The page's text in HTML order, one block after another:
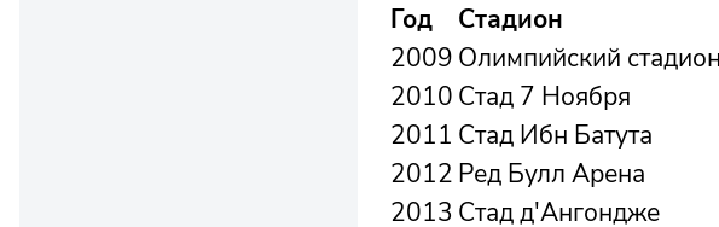
Год Стадион
2009 Олимпийский
2010 Стад 7 Ноября
2011 Стад Ибн Батута
2012 Ред Булл Арена
2013 Стад д'Ангондже